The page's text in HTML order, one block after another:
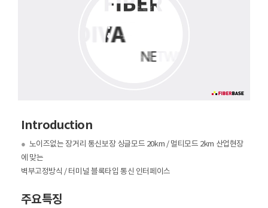
Introduction
● 노이즈없는 장거리 통신보장 싱글모드 20km / 멀티모드 2km 산업현장
에 맞는
벽부고정방식 / 터미널 블록타입 통신 인터페이스
주요특징